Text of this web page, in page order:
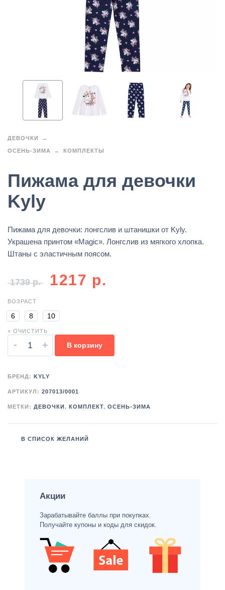
ДЕВОЧКИ
ОСЕНЬ-ЗИМА КОМПЛЕКТЫ
Пижама для девочки
Kyly
Пижама для девочки: лонгслив и штанишки от Kyly.
Украшена принтом «Magic». Лонгслив из мягкого хлопка.
Штаны с эластичным поясом.
1739р. 1217 р.
ВОЗРАСТ
6 8 10
× ОЧИСТИТЬ
- + В корзину
БРЕНД: KYLY
АРТИКУЛ: 207013/0001
МЕТКИ: ДЕВОЧКИ , КОМПЛЕКТ, ОСЕНЬ-ЗИМА
В СПИСОК ЖЕЛАНИЙ
Акции
Зарабатывайте баллы при покупках.
Получайте купоны и коды для скидок.